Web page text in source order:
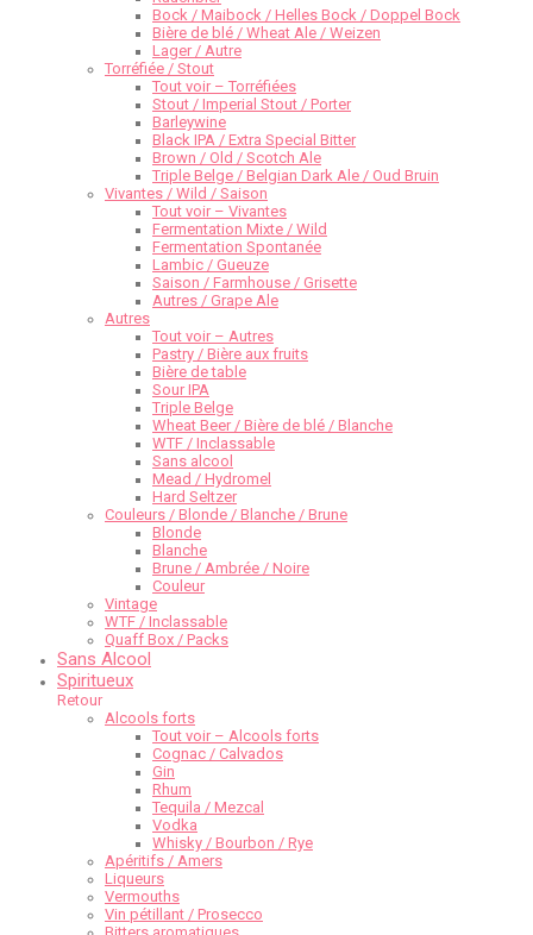
Bock / Maibock / Helles Bock / Doppel Bock
Bière de blé / Wheat Ale / Weizen
Lager / Autre
Torréfiée / Stout
Tout voir – Torréfiées
Stout / Imperial Stout / Porter
Barleywine
Black IPA / Extra Special Bitter
Brown / Old / Scotch Ale
Triple Belge / Belgian Dark Ale / Oud Bruin
Vivantes / Wild / Saison
Tout voir – Vivantes
Fermentation Mixte / Wild
Fermentation Spontanée
Lambic / Gueuze
Saison / Farmhouse / Grisette
Autres / Grape Ale
Autres
Tout voir – Autres
Pastry / Bière aux fruits
Bière de table
Sour IPA
Triple Belge
Wheat Beer / Bière de blé / Blanche
WTF / Inclassable
Sans alcool
Mead / Hydromel
Hard Seltzer
Couleurs / Blonde / Blanche / Brune
Blonde
Blanche
Brune / Ambrée / Noire
Couleur
Vintage
WTF / Inclassable
Quaff Box / Packs
Sans Alcool
Spiritueux
Retour
Alcools forts
Tout voir – Alcools forts
Cognac / Calvados
Gin
Rhum
Tequila / Mezcal
Vodka
Whisky / Bourbon / Rye
Apéritifs / Amers
Liqueurs
Vermouths
Vin pétillant / Prosecco